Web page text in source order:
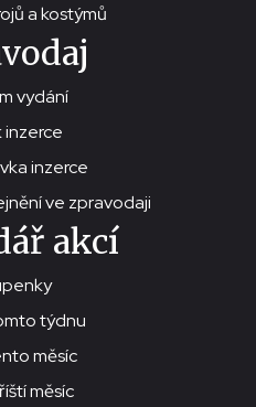
a kostýmů
vydání
inzerce
inzerce
ve zpravodaji
akcí
týdnu
měsíc
měsíc